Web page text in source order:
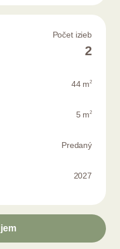
Počet izieb
2
44 m2
5 m2
Predaný
2027